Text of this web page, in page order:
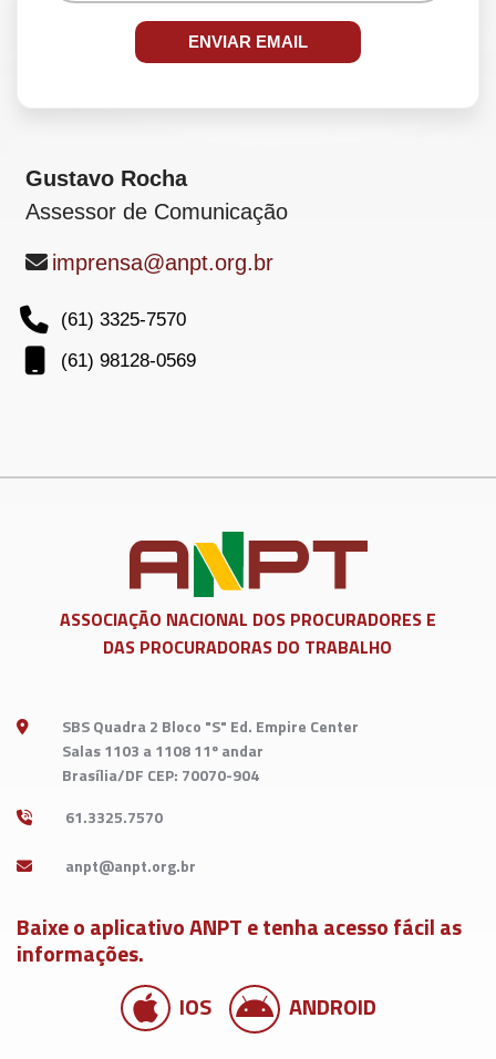
ENVIAR EMAIL
Informações diversas
Gustavo Rocha
Assessor de Comunicação
Telefone
(61) 3325-7570
Móvel
(61) 98128-0569
ASSOCIAÇÃO NACIONAL DOS PROCURADORES E
DAS PROCURADORAS DO TRABALHO
SBS Quadra 2 Bloco "S" Ed. Empire Center
Salas 1103 a 1108 11º andar
Brasília/DF CEP: 70070-904
61.3325.7570
Baixe o aplicativo ANPT e tenha acesso fácil as
informações.
IOS
ANDROID